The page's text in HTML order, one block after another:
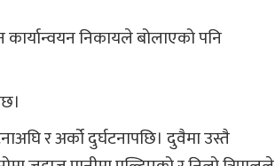
निकायले बोलाएको पनि
र अर्को दुर्घटनापछि। दुवैमा उस्तै